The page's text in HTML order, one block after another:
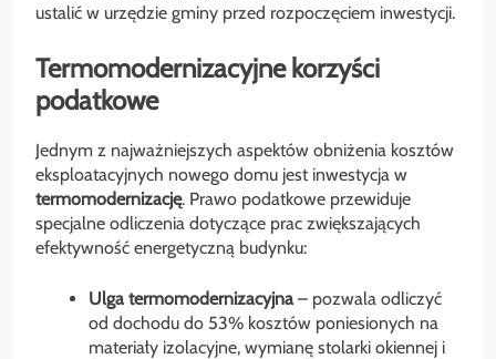
ustalić w urzędzie gminy przed rozpoczęciem inwestycji.
Termomodernizacyjne korzyści
podatkowe
Jednym z najważniejszych aspektów obniżenia kosztów
eksploatacyjnych nowego domu jest inwestycja w
termomodernizację. Prawo podatkowe przewiduje
specjalne odliczenia dotyczące prac zwiększających
efektywność energetyczną budynku:
Ulga termomodernizacyjna– pozwala odliczyć
od dochodu do 53% kosztów poniesionych na
materiały izolacyjne, wymianę stolarki okiennej i